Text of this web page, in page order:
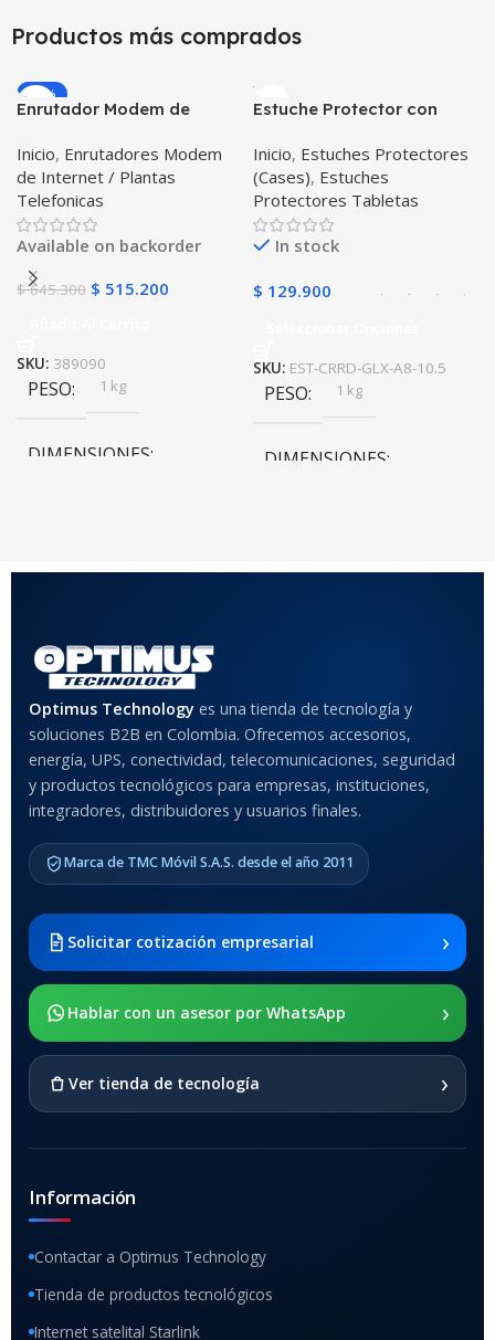
10 × 10 × 10 cm
COLOR
Productos más comprados
-20%
Enrutador Modem de
Libre Todo Operador 4G
LTE SIMCARD
Inicio, Enrutadores Modem
de Internet / Plantas
Telefonicas
Available on backorder
$645.300 $ 515.200
SKU: 389090
PESO 1 kg
DIMENSIONES
Estuche Protector con
Tablet Samsung Galaxy
Tab A8 10.5 2021 – 2022
SM-x200 SM-x205 Anti
golpes con soporte
Inicio, Estuches Protectores
(Cases), Estuches
Protectores Tabletas
In stock
$ 129.900
SKU: EST-CRRD-GLX-A8-10.5
PESO 1 kg
DIMENSIONES
COLOR
Anti-Shock
MODELO DE TABLETS
COMPATIBLES
2021 SM-x200 / Samsung
Galaxy Tab A8 10.5 2021 SM-
x205
SOPORTE DE APOYO
Optimus Technology es una tienda de tecnología y
soluciones B2B en Colombia. Ofrecemos accesorios,
energía, UPS, conectividad, telecomunicaciones, seguridad
y productos tecnológicos para empresas, instituciones,
integradores, distribuidores y usuarios finales.
Marca de TMC Móvil S.A.S. desde el año 2011
Solicitar cotización empresarial ›
Hablar con un asesor por WhatsApp ›
Ver tienda de tecnología ›
Información
Contactar a Optimus Technology
Tienda de productos tecnológicos
Internet satelital Starlink